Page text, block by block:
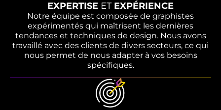
EXPERTISE ET EXPÉRIENCE
Notre équipe est composée de graphistes
expérimentés qui maîtrisent les dernières
tendances et techniques de design. Nous avons
travaillé avec des clients de divers secteurs, ce qui
nous permet de nous adapter à vos besoins
spécifiques.